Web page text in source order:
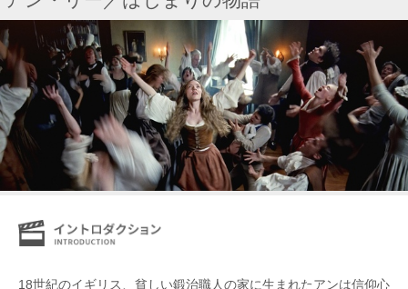
18世紀のイギリス、貧しい鍛治職人の家に生まれたアンは信仰心